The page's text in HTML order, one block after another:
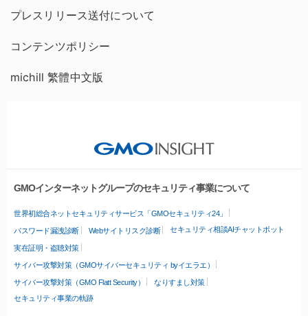
プレスリリース送付について
コンテンツポリシー
michill 繁體中文版
GMOインターネットグループのセキュリティ事業について
世界初総合ネットセキュリティサービス「GMOセキュリティ24」
パスワード漏洩診断 Webサイトリスク診断 セキュリティ相談AIチャットボット
実在証明・盗聴対策
サイバー攻撃対策（GMOサイバーセキュリティ byイエラエ）
サイバー攻撃対策（GMO Flatt Security）
なりすまし対策
セキュリティ事業の軌跡